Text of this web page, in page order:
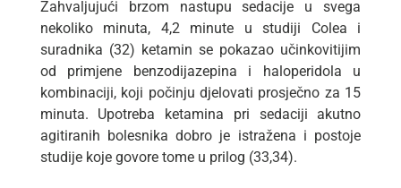
Zahvaljujući brzom nastupu sedacije u svega
nekoliko minuta, 4,2 minute u studiji Colea i
suradnika (32) ketamin se pokazao učinkovitijim
od primjene benzodijazepina i haloperidola u
kombinaciji, koji počinju djelovati prosječno za 15
minuta. Upotreba ketamina pri sedaciji akutno
agitiranih bolesnika dobro je istražena i postoje
studije koje govore tome u prilog (33,34).